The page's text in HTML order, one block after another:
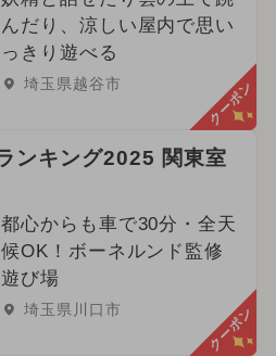
んだり、涼しい屋内で思い
っきり遊べる
埼玉県越谷市 クーポン
ンキング2025 関東室
都心からも車で30分・全天
候OK！ボーネルンド監修
遊び場
埼玉県川口市 クーポン